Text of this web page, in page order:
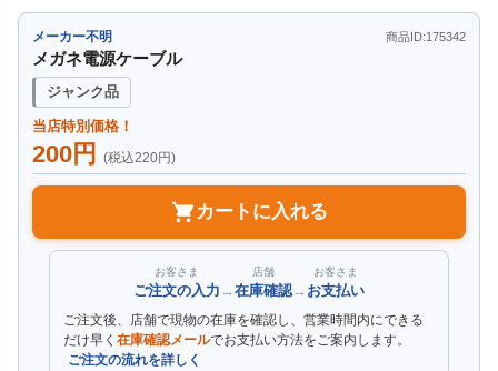
メーカー不明 商品ID:175342
メガネ電源ケーブル
ジャンク品
当店特別価格！
200円 (税込220円)
カートに入れる
お客さま
ご注文の入力 →
店舗
在庫確認→
お客さま
お支払い
ご注文後、店舗で現物の在庫を確認し、営業時間内にできる
だけ早く 在庫確認メールでお支払い方法をご案内します。
ご注文の流れを詳しく